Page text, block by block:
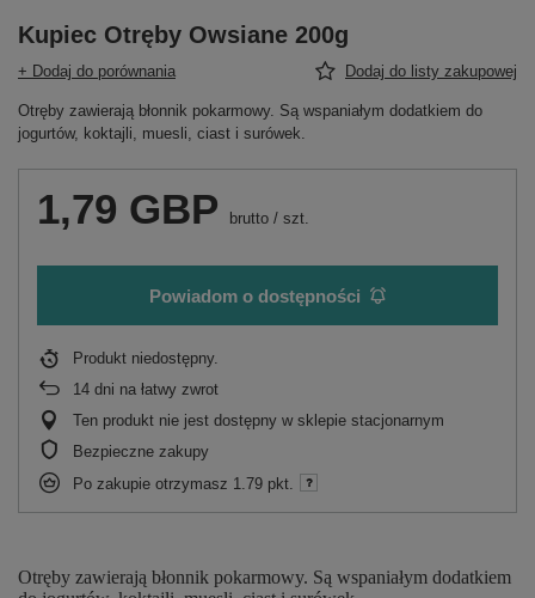
Kupiec Otręby Owsiane 200g
+ Dodaj do porównania Dodaj do listy zakupowej
Otręby zawierają błonnik pokarmowy. Są wspaniałym dodatkiem do
jogurtów, koktajli, muesli, ciast i surówek.
1,79 GBP brutto / szt.
Powiadom o dostępności
Produkt niedostępny
14 dni na łatwy zwrot
Ten produkt nie jest dostępny w sklepie stacjonarnym
Bezpieczne zakupy
Po zakupie otrzymasz 1.79 pkt.
Otręby zawierają błonnik pokarmowy. Są wspaniałym dodatkiem